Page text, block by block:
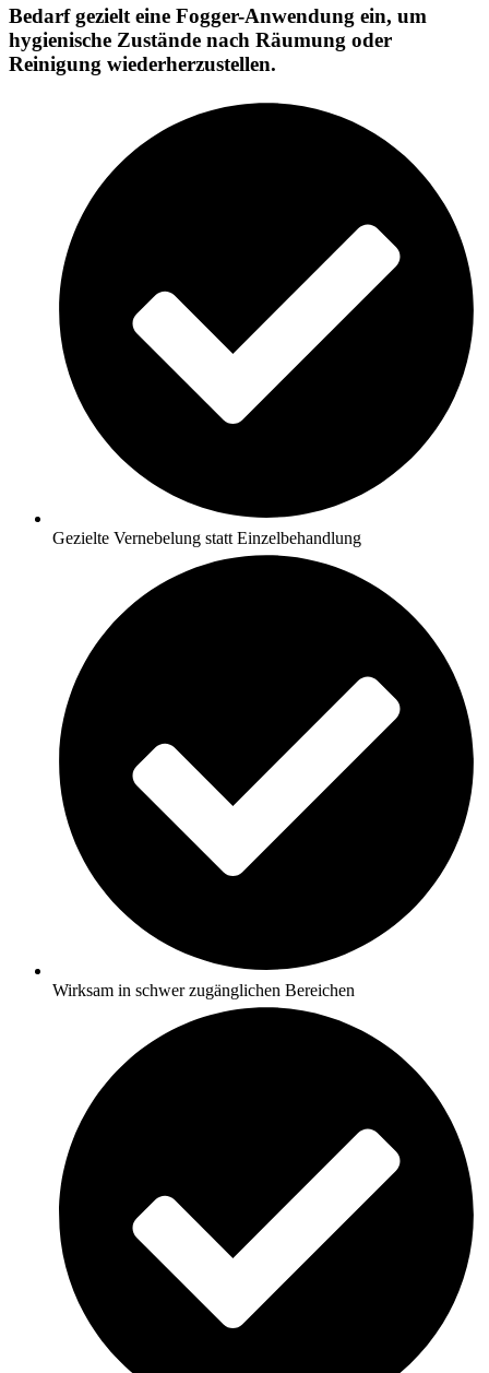
Bedarf gezielt eine Fogger-Anwendung ein, um
hygienische Zustände nach Räumung oder
Reinigung wiederherzustellen.
Gezielte Vernebelung statt Einzelbehandlung
Wirksam in schwer zugänglichen Bereichen